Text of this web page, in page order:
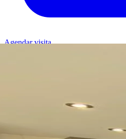
Agendar visita